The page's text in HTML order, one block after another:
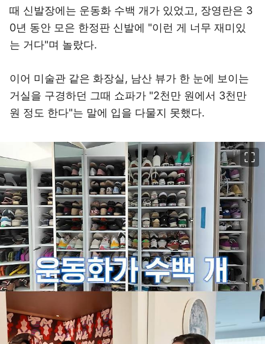
때 신발장에는 운동화 수백 개가 있었고, 장영란은 3
0년 동안 모은 한정판 신발에 "이런 게 너무 재미있
는 거다"며 놀랐다.
이어 미술관 같은 화장실, 남산 뷰가 한 눈에 보이는
거실을 구경하던 그때 쇼파가 "2천만 원에서 3천만
원 정도 한다"는 말에 입을 다물지 못했다.